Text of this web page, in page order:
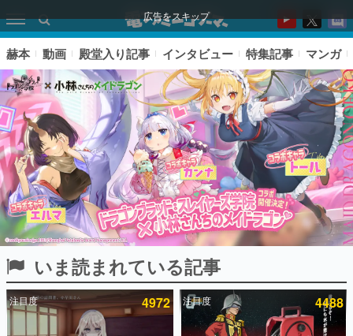
広告をスキップ
ピックアップ
電ファミのいま読まれている記事ランキング
赫本 動画 殿堂入り記事 インタビュー 特集記事 マンガ
いま読まれている記事
注目度 4972 注目度 4488